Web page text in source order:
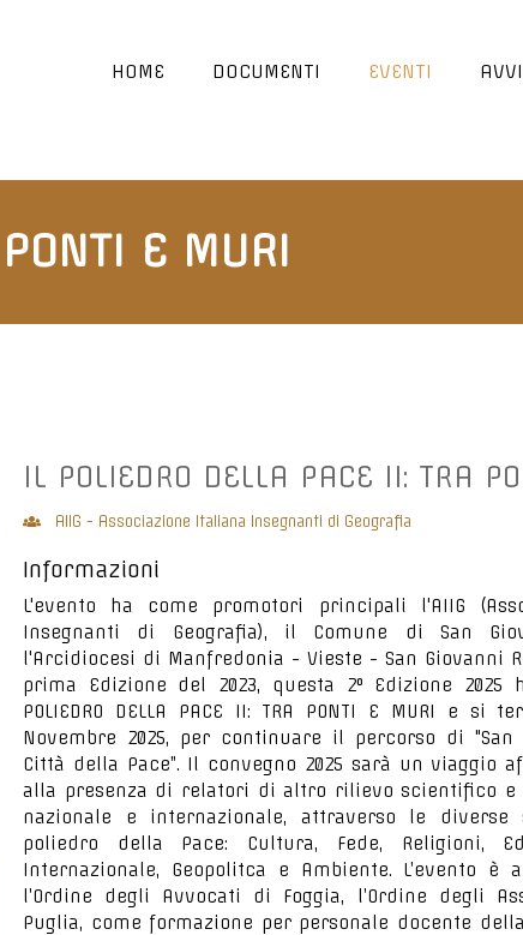
HOME DOCUMENTI EVENTI
E MURI
IL POLIEDRO DELLA PACE II: TRA
AIIG - Associazione Italiana Insegnanti di Geografia
Informazioni
L'evento ha come promotori principali l'AIIG
Insegnanti di Geografia), il Comune di San
l'Arcidiocesi di Manfredonia - Vieste - San Giovanni
prima Edizione del 2023, questa 2° Edizione 2025
POLIEDRO DELLA PACE II: TRA PONTI E MURI e
Novembre 2025, per continuare il percorso di "San
Città della Pace”. Il convegno 2025 sarà un viaggio
alla presenza di relatori di altro rilievo scientifico
nazionale e internazionale, attraverso le diverse
poliedro della Pace: Cultura, Fede, Religioni,
Internazionale, Geopolitca e Ambiente. L’evento è
l’Ordine degli Avvocati di Foggia, l’Ordine degli
Puglia, come formazione per personale docente